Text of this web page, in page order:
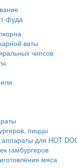
фуда
ваты
чипсов
пиццы
аппараты для HOT
гамбургеров
мяса